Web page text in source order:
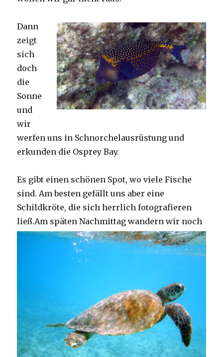
Dann
zeigt
sich
doch
die
Sonne
und
wir
werfen uns in Schnorchelausrüstung und
erkunden die Osprey Bay.
Es gibt einen schönen Spot, wo viele Fische
sind. Am besten gefällt uns aber eine
Schildkröte, die sich herrlich fotografieren
ließ.Am späten Nachmittag wandern wir noch